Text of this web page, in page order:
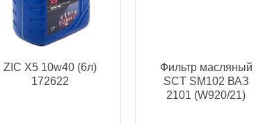
ZIC X5 10w40 (6л)
172622
Фильтр масляный
SCT SM102 ВАЗ
2101 (W920/21)
(при заказе от 2000₽)